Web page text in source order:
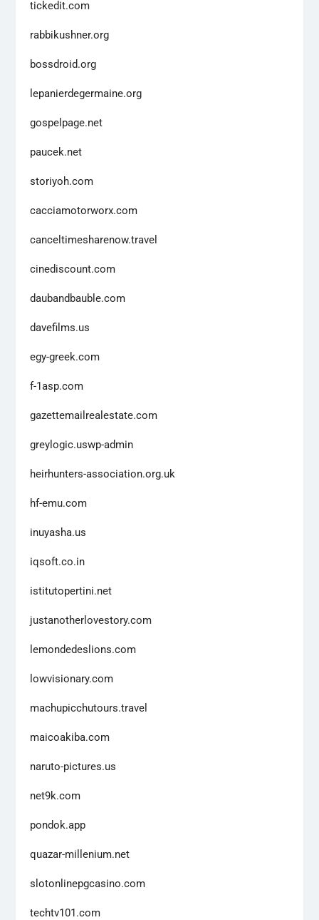
tickedit.com
rabbikushner.org
bossdroid.org
lepanierdegermaine.org
gospelpage.net
paucek.net
storiyoh.com
cacciamotorworx.com
canceltimesharenow.travel
cinediscount.com
daubandbauble.com
davefilms.us
egy-greek.com
f-1asp.com
gazettemailrealestate.com
greylogic.uswp-admin
heirhunters-association.org.uk
hf-emu.com
inuyasha.us
iqsoft.co.in
istitutopertini.net
justanotherlovestory.com
lemondedeslions.com
lowvisionary.com
machupicchutours.travel
maicoakiba.com
naruto-pictures.us
net9k.com
pondok.app
quazar-millenium.net
slotonlinepgcasino.com
techtv101.com